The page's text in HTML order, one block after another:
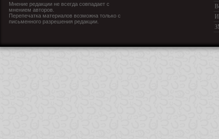
Мнение редакции не всегда совпадает с
мнением авторов.
Перепечатка материалов возможна только с
письменного разрешения редакции.